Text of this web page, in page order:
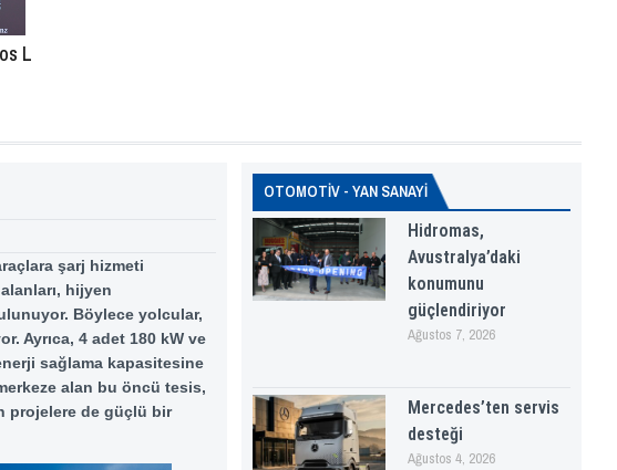
L
şarj hizmeti
hijyen
Böylece yolcular,
Ayrıca, 4 adet 180 kW ve
sağlama kapasitesine
alan bu öncü tesis,
projelere de güçlü bir
OTOMOTİV - YAN SANAYİ
Hidromas,
Avustralya’daki
konumunu
güçlendiriyor
Ağustos 7, 2026
Mercedes’ten servis
desteği
Ağustos 4, 2026